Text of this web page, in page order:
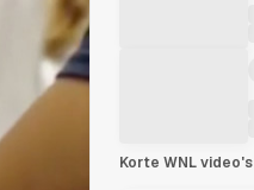
Korte WNL video's